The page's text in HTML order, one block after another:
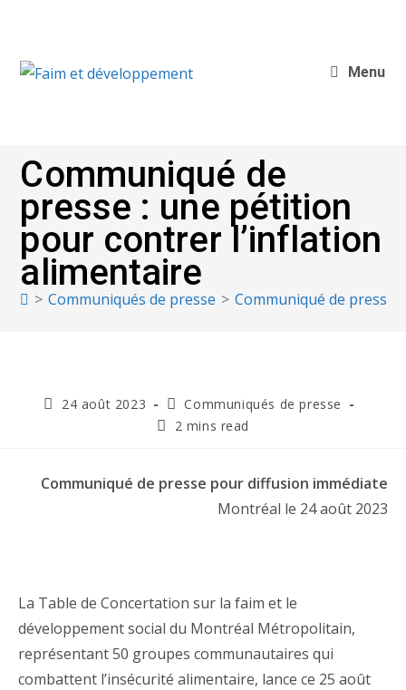
Menu
Communiqué de
presse : une pétition
pour contrer l’inflation
alimentaire
> Communiqués de presse > Communiqué de presse
24 août 2023
Communiqués de presse
2 mins read
Communiqué de presse pour diffusion immédiate
Montréal le 24 août 2023
La Table de Concertation sur la faim et le
développement social du Montréal Métropolitain,
représentant 50 groupes communautaires qui
combattent l’insécurité alimentaire, lance ce 25 août